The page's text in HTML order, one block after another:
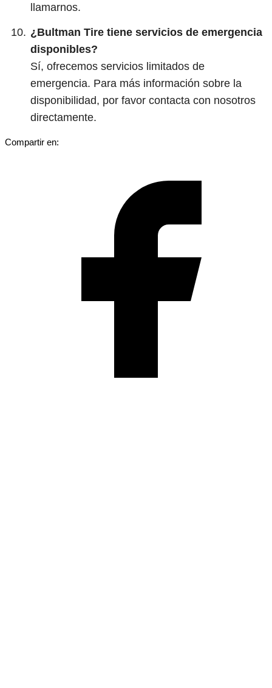
llamarnos.
¿Bultman Tire tiene servicios de emergencia
disponibles?
Sí, ofrecemos servicios limitados de
emergencia. Para más información sobre la
disponibilidad, por favor contacta con nosotros
directamente.
Compartir en: